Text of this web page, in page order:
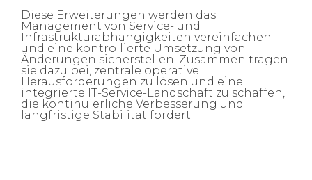
Diese Erweiterungen werden das
Management von Service- und
Infrastrukturabhängigkeiten vereinfachen
und eine kontrollierte Umsetzung von
Änderungen sicherstellen. Zusammen tragen
sie dazu bei, zentrale operative
Herausforderungen zu lösen und eine
integrierte IT-Service-Landschaft zu schaffen,
die kontinuierliche Verbesserung und
langfristige Stabilität fördert.